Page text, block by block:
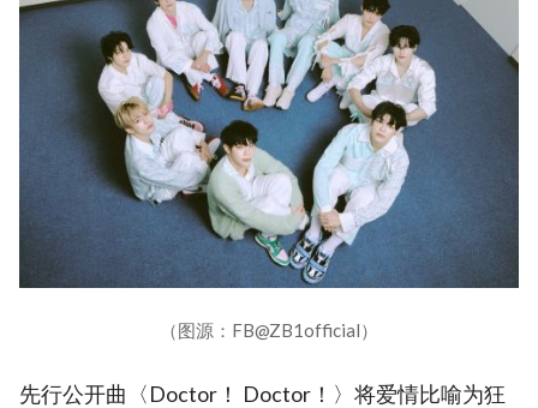
（图源：FB@ZB1official）
先行公开曲〈Doctor！ Doctor！〉将爱情比喻为狂